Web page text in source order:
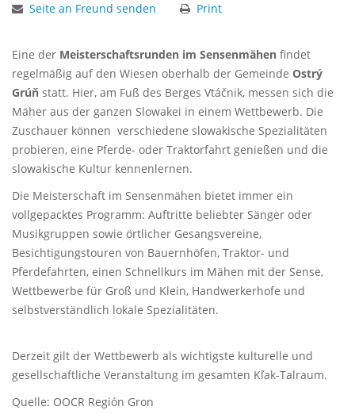
Seite an Freund senden Print
Eine der Meisterschaftsrunden im Sensenmähen findet
regelmäßig auf den Wiesen oberhalb der Gemeinde Ostrý
Grúň statt. Hier, am Fuß des Berges Vtáčnik, messen sich die
Mäher aus der ganzen Slowakei in einem Wettbewerb. Die
Zuschauer können verschiedene slowakische Spezialitäten
probieren, eine Pferde- oder Traktorfahrt genießen und die
slowakische Kultur kennenlernen.
Die Meisterschaft im Sensenmähen bietet immer ein
vollgepacktes Programm: Auftritte beliebter Sänger oder
Musikgruppen sowie örtlicher Gesangsvereine,
Besichtigungstouren von Bauernhöfen, Traktor- und
Pferdefahrten, einen Schnellkurs im Mähen mit der Sense,
Wettbewerbe für Groß und Klein, Handwerkerhofe und
selbstverständlich lokale Spezialitäten.
Derzeit gilt der Wettbewerb als wichtigste kulturelle und
gesellschaftliche Veranstaltung im gesamten Kľak-Talraum.
Quelle: OOCR Región Gron